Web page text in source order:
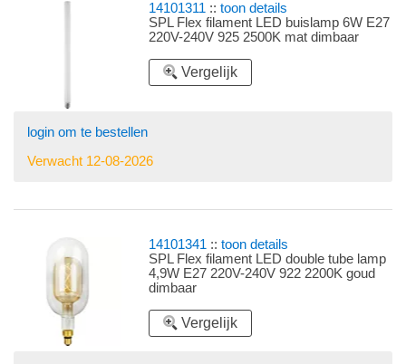
14101311 ::toon details
SPL Flex filament LED buislamp 6W E27
220V-240V 925 2500K mat dimbaar
Vergelijk
login om te bestellen
Verwacht 12-08-2026
14101341 ::toon details
SPL Flex filament LED double tube lamp
4,9W E27 220V-240V 922 2200K goud
dimbaar
Vergelijk